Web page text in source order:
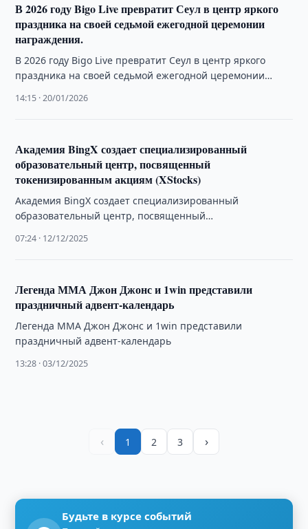
В 2026 году Bigo Live превратит Сеул в центр яркого
праздника на своей седьмой ежегодной церемонии
награждения.
В 2026 году Bigo Live превратит Сеул в центр яркого
праздника на своей седьмой ежегодной церемонии
14:15 · 20/01/2026
Академия BingX создает специализированный
образовательный центр, посвященный
токенизированным акциям (XStocks)
Академия BingX создает специализированный
образовательный центр, посвященный
07:24 · 12/12/2025
Легенда ММА Джон Джонс и 1win представили
праздничный адвент-календарь
Легенда ММА Джон Джонс и 1win представили
праздничный адвент-календарь
13:28 · 03/12/2025
‹ 1 2 3 ›
Будьте в курсе событий